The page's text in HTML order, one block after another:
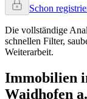
Schon
Die vollständige
schnellen Filter,
Weiterarbeit.
Immobilien
Waidhofen